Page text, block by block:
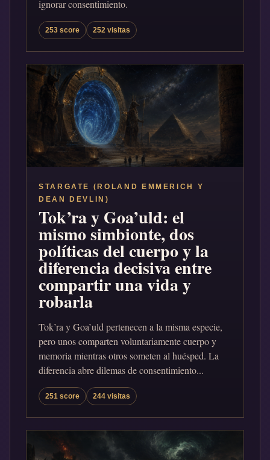
ignorar consentimiento.
253 score 252 visitas
STARGATE (ROLAND EMMERICH Y
DEAN DEVLIN)
Tok’ra y Goa’uld: el
mismo simbionte, dos
políticas del cuerpo y la
diferencia decisiva entre
compartir una vida y
robarla
Tok’ra y Goa’uld pertenecen a la misma especie,
pero unos comparten voluntariamente cuerpo y
memoria mientras otros someten al huésped. La
diferencia abre dilemas de consentimiento...
251 score 244 visitas